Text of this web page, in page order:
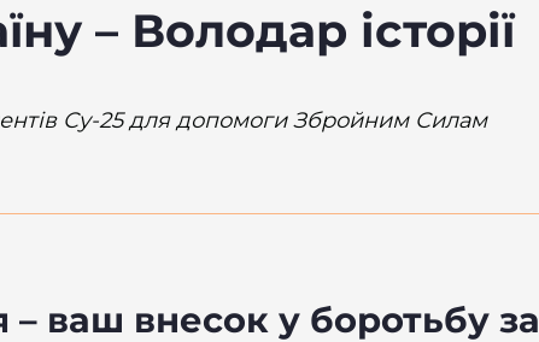
– Володар історії
Су-25 для допомоги Збройним Силам
ваш внесок у боротьбу за